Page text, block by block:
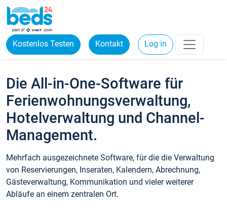
Kostenlos Testen Kontakt Log in
Die All-in-One-Software für
Ferienwohnungsverwaltung,
Hotelverwaltung und Channel-
Management.
Mehrfach ausgezeichnete Software, für die die Verwaltung
von Reservierungen, Inseraten, Kalendern, Abrechnung,
Gästeverwaltung, Kommunikation und vieler weiterer
Abläufe an einem zentralen Ort.